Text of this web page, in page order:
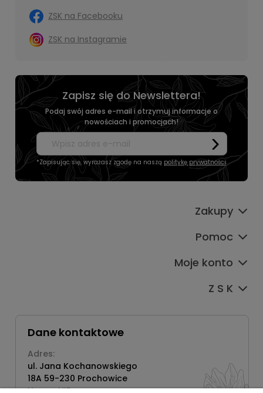
ZSK na Facebooku
ZSK na Instagramie
Zapisz się do Newslettera!
Podaj swój adres e-mail i otrzymuj informacje o
nowościach i promocjach!
*Zapisując się, wyrażasz zgodę na naszą politykę prywatności.
Zakupy
Pomoc
Moje konto
Z S K
Dane kontaktowe
Adres:
ul. Jana Kochanowskiego
18A 59-230 Prochowice
Numer NIP: